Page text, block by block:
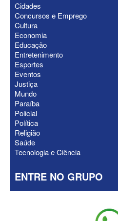
ELEIÇÕES 2026 - Após
Granja Santana, chapa
sem vice para convenção
Cidades
Concursos e Emprego
Cultura
Economia
Educação
Entretenimento
Esportes
Eventos
Justiça
Mundo
Paraíba
Policial
Política
Religião
Saúde
Tecnologia e Ciência
ENTRE NO GRUPO